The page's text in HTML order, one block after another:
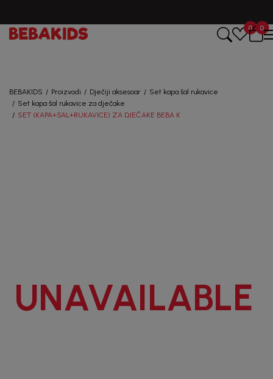
0
0
BEBAKIDS Proizvodi Dječiji aksesoar
Set kapa šal rukavice
Set kapa šal rukavice za dječake
SET (KAPA+SAL+RUKAVICE) ZA DJEČAKE BEBA K
UNAVAILABLE
uz prvu kupovinu
Unesi svoju e-poštu da se prijavite na newsletter.